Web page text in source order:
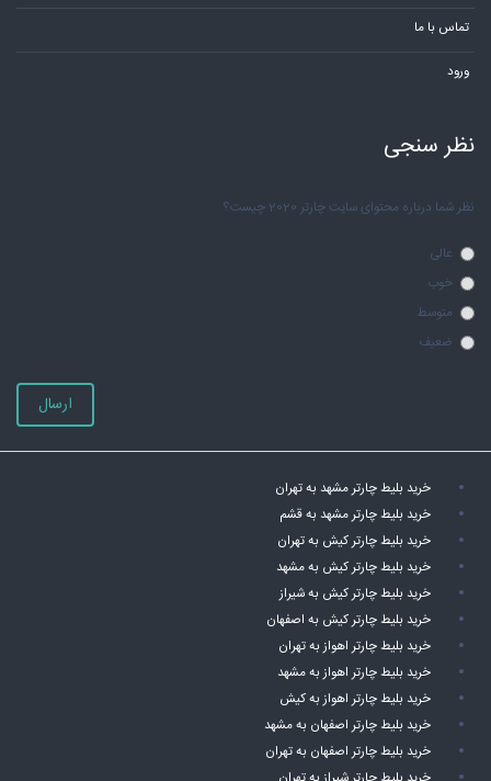
تماس با ما
ورود
نظر سنجی
نظر شما درباره محتوای سایت چارتر 2020 چیست؟
عالی
خوب
متوسط
ضعیف
ارسال
خرید بلیط چارتر مشهد به تهران
خرید بلیط چارتر مشهد به قشم
خرید بلیط چارتر کیش به تهران
خرید بلیط چارتر کیش به مشهد
خرید بلیط چارتر کیش به شیراز
خرید بلیط چارتر کیش به اصفهان
خرید بلیط چارتر اهواز به تهران
خرید بلیط چارتر اهواز به مشهد
خرید بلیط چارتر اهواز به کیش
خرید بلیط چارتر اصفهان به مشهد
خرید بلیط چارتر اصفهان به تهران